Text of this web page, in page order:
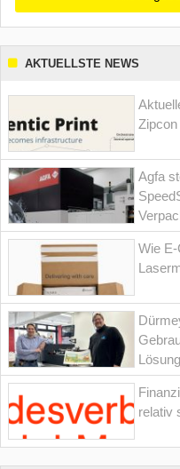
AKTUELLSTE NEWS
Zipcon
Agfa
Wie
Lösung
relativ